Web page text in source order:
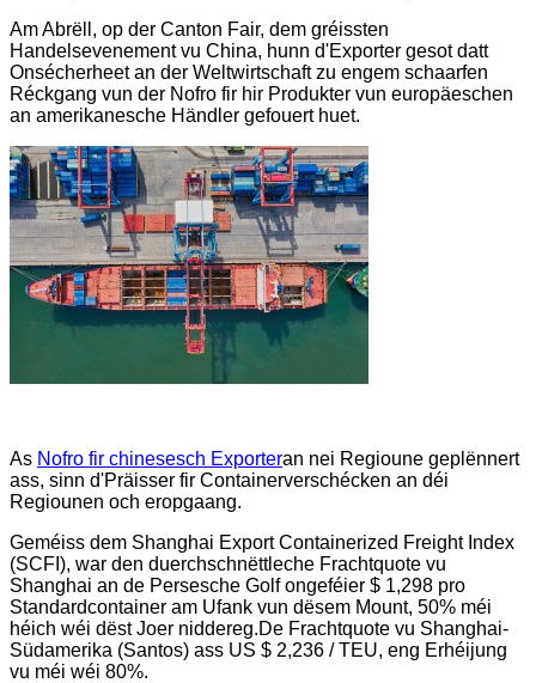
Am Abrëll, op der Canton Fair, dem gréissten
Handelsevenement vu China, hunn d'Exporter gesot datt
Onsécherheet an der Weltwirtschaft zu engem schaarfen
Réckgang vun der Nofro fir hir Produkter vun europäeschen
an amerikanesche Händler gefouert huet.
As Nofro fir chinesesch Exporteran nei Regioune geplënnert
ass, sinn d'Präisser fir Containerverschécken an déi
Regiounen och eropgaang.
Geméiss dem Shanghai Export Containerized Freight Index
(SCFI), war den duerchschnëttleche Frachtquote vu
Shanghai an de Persesche Golf ongeféier $ 1,298 pro
Standardcontainer am Ufank vun dësem Mount, 50% méi
héich wéi dëst Joer niddereg.De Frachtquote vu Shanghai-
Südamerika (Santos) ass US $ 2,236 / TEU, eng Erhéijung
vu méi wéi 80%.